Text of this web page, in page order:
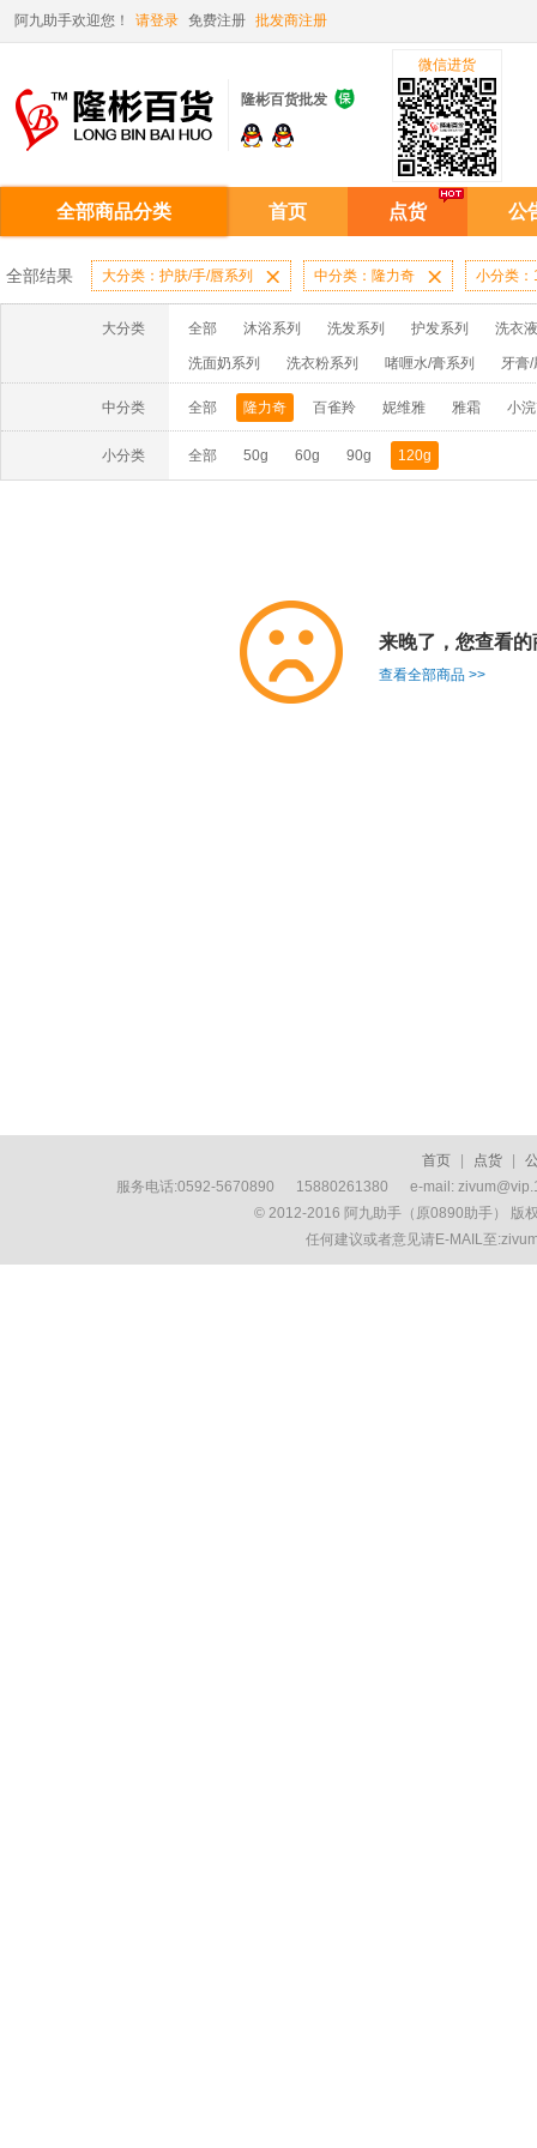
阿九助手欢迎您！ 请登录 免费注册 批发商注册
隆彬百货批发 
微信进货
全部商品分类 首页 点货 公
全部结果 大分类：护肤/手/唇系列  中分类：隆力奇  小分类
大分类 全部 沐浴系列 洗发系列 护发系列 洗衣
洗面奶系列 洗衣粉系列 啫喱水/膏系列 牙膏
洗洁精系列 漂水/洁衣系列 电池系列 扑克系
妙洁系列 消毒液系列 香水系列
中分类 全部 隆力奇 百雀羚 妮维雅 雅霜 小
小分类 全部 50g 60g 90g 120g
来晚了，您查看
查看全部商品 >>
首页 点货
服务电话:0592-5670890 15880261380 e-mail:
© 2012-2016 阿九助手（原0890助手） 版
任何建议或者意见请E-MAIL至